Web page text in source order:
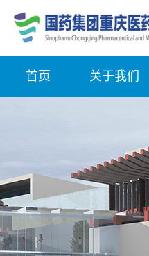
首页 关于我们